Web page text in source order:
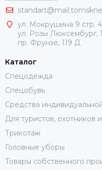
ул. Мокрушина 9 стр.
ул. Розы Люксембург,
пр. Фрунзе, 119 Д
Каталог
Спецодежда
Спецобувь
Средства
Для туристов, охотников
Трикотаж
Головные уборы
Товары собственного